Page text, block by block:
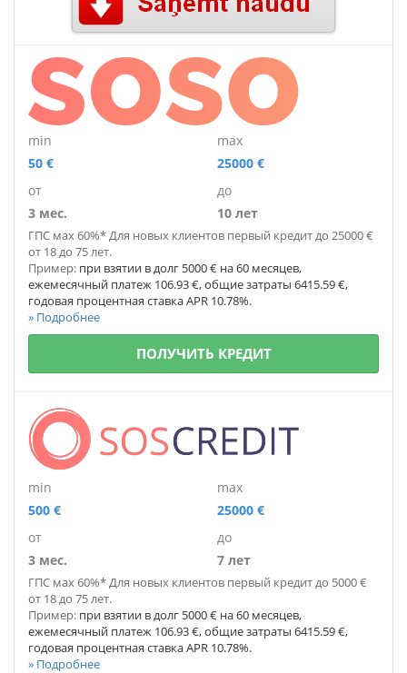
min
50 €
max
25000 €
от
3 мес.
до
10 лет
ГПС мах 60%* Для новых клиентов первый кредит до 25000 €
от 18 до 75 лет.
Пример: при взятии в долг 5000 € на 60 месяцев,
ежемесячный платеж 106.93 €, общие затраты 6415.59 €,
годовая процентная ставка APR 10.78%.
» Подробнее
ПОЛУЧИТЬ КРЕДИТ
min
500 €
max
25000 €
от
3 мес.
до
7 лет
ГПС мах 60%* Для новых клиентов первый кредит до 5000 €
от 18 до 75 лет.
Пример: при взятии в долг 5000 € на 60 месяцев,
ежемесячный платеж 106.93 €, общие затраты 6415.59 €,
годовая процентная ставка APR 10.78%.
» Подробнее